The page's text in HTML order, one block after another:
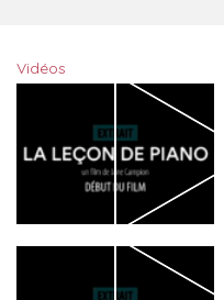
Vidéos